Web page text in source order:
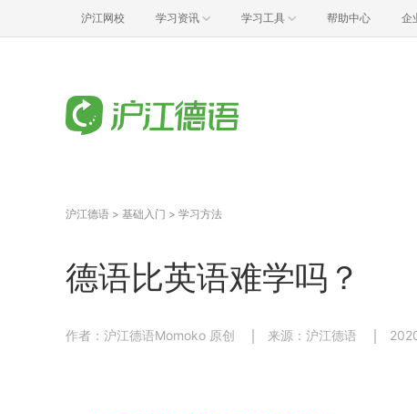
沪江网校 学习资讯 学习工具 帮助中心 企
沪江德语 > 基础入门 > 学习方法
德语比英语难学吗？
作者：沪江德语Momoko 原创 来源：沪江德语